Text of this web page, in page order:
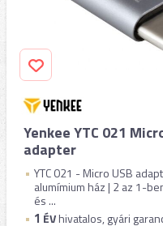
Yenkee YTC 021
adapter
YTC 021 - Micro USB
alumímium ház | 2 az 1-
és ...
1 ÉVhivatalos, gyári